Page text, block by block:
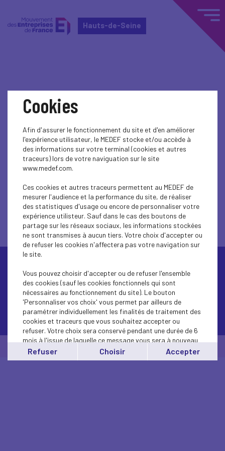
Hauts-de-Seine
Événements nationaux
SOCIAL
Contactez-nous
Cookies
Afin d'assurer le fonctionnement du site et d'en améliorer
l'expérience utilisateur, le MEDEF stocke et/ou accède à
des informations sur votre terminal (cookies et autres
traceurs) lors de votre naviguation sur le site
www.medef.com.
Ces cookies et autres traceurs permettent au MEDEF de
mesurer l'audience et la performance du site, de réaliser
des statistiques d'usage ou encore de personnaliser votre
expérience utilisteur. Sauf dans le cas des boutons de
partage sur les réseaux sociaux, les informations stockées
ne sont transmises à aucun tiers. Votre choix d'accepter ou
de refuser les cookies n'affectera pas votre navigation sur
le site.
Vous pouvez choisir d'accepter ou de refuser l'ensemble
des cookies (sauf les cookies fonctionnels qui sont
nécessaires au fonctionnement du site). Le bouton
'Personnaliser vos choix' vous permet par ailleurs de
paramétrer individuellement les finalités de traitement des
cookies et traceurs que vous souhaitez accepter ou
refuser. Votre choix sera conservé pendant une durée de 6
mois à l'issue de laquelle ce message vous sera à nouveau
affiché..
Vous pouvez modifier votre choix à tout moment en
Refuser Choisir Accepter